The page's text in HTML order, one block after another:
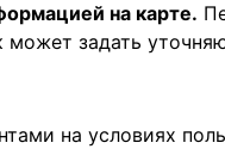
на карте.
может задать
на условиях